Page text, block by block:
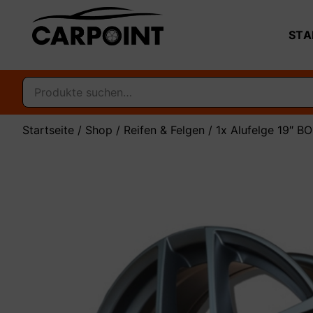
Startseite / Shop / Reifen & Felgen / 1x Alufelge 19″